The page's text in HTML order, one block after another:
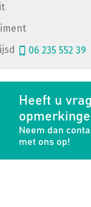
06 235 552 39
Heeft u
Neem dan
met ons op!